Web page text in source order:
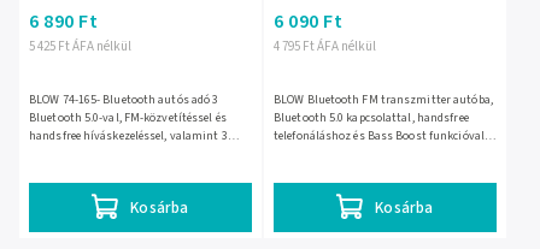
5 425 Ft ÁFA nélkül
6 890 Ft
Kosárba
BLOW 74-165- Bluetooth autós adó 3
Bluetooth 5.0-val, FM-közvetítéssel és
handsfree híváskezeléssel, valamint 3
4 795 Ft ÁFA nélkül
6 090 Ft
Kosárba
BLOW Bluetooth FM transzmitter autóba,
Bluetooth 5.0 kapcsolattal, handsfree
telefonáláshoz és Bass Boost funkcióval.